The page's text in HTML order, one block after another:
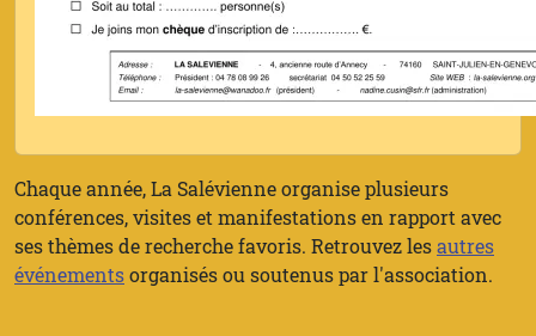
Chaque année, La Salévienne organise plusieurs
conférences, visites et manifestations en rapport avec
ses thèmes de recherche favoris. Retrouvez lesautres
événementsorganisés ou soutenus par l'association.